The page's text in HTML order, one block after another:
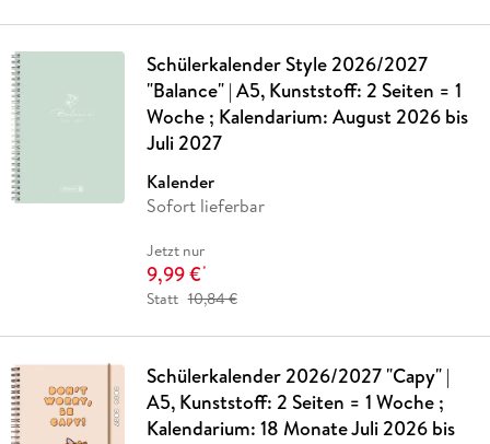
Schülerkalender Style 2026/2027
"Balance" | A5, Kunststoff: 2 Seiten = 1
Woche ; Kalendarium: August 2026 bis
Juli 2027
Kalender
Sofort lieferbar
Jetzt nur
9,99 €*
Statt 10,84 €
Schülerkalender 2026/2027 "Capy" |
A5, Kunststoff: 2 Seiten = 1 Woche ;
Kalendarium: 18 Monate Juli 2026 bis